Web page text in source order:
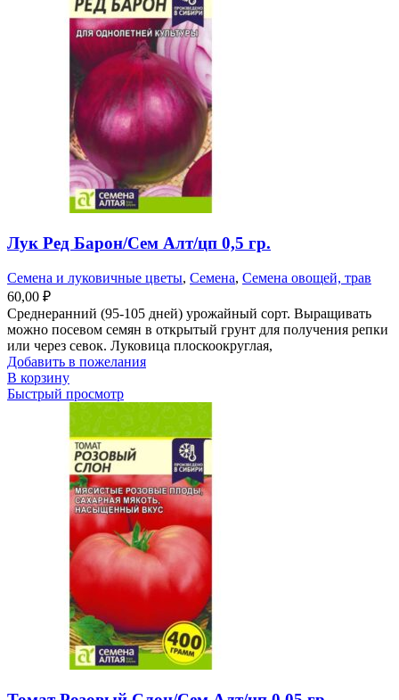
Лук Ред Барон/Сем Алт/цп 0,5 гр.
Семена и луковичные цветы, Семена, Семена овощей, трав
60,00 ₽
Среднеранний (95-105 дней) урожайный сорт. Выращивать
можно посевом семян в открытый грунт для получения репки
или через севок. Луковица плоскоокруглая,
Добавить в пожелания
В корзину
Быстрый просмотр